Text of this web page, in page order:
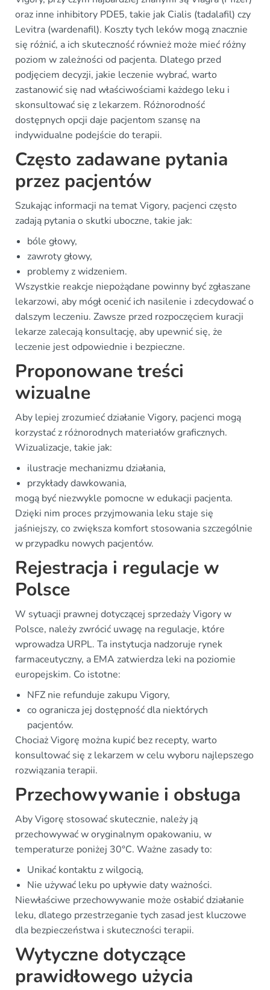
oraz inne inhibitory PDE5, takie jak Cialis (tadalafil) czy
Levitra (wardenafil). Koszty tych leków mogą znacznie
się różnić, a ich skuteczność również może mieć różny
poziom w zależności od pacjenta. Dlatego przed
podjęciem decyzji, jakie leczenie wybrać, warto
zastanowić się nad właściwościami każdego leku i
skonsultować się z lekarzem. Różnorodność
dostępnych opcji daje pacjentom szansę na
indywidualne podejście do terapii.
Często zadawane pytania
przez pacjentów
Szukając informacji na temat Vigory, pacjenci często
zadają pytania o skutki uboczne, takie jak:
bóle głowy,
zawroty głowy,
problemy z widzeniem.
Wszystkie reakcje niepożądane powinny być zgłaszane
lekarzowi, aby mógł ocenić ich nasilenie i zdecydować o
dalszym leczeniu. Zawsze przed rozpoczęciem kuracji
lekarze zalecają konsultację, aby upewnić się, że
leczenie jest odpowiednie i bezpieczne.
Proponowane treści
wizualne
Aby lepiej zrozumieć działanie Vigory, pacjenci mogą
korzystać z różnorodnych materiałów graficznych.
Wizualizacje, takie jak:
ilustracje mechanizmu działania,
przykłady dawkowania,
mogą być niezwykle pomocne w edukacji pacjenta.
Dzięki nim proces przyjmowania leku staje się
jaśniejszy, co zwiększa komfort stosowania szczególnie
w przypadku nowych pacjentów.
Rejestracja i regulacje w
Polsce
W sytuacji prawnej dotyczącej sprzedaży Vigory w
Polsce, należy zwrócić uwagę na regulacje, które
wprowadza URPL. Ta instytucja nadzoruje rynek
farmaceutyczny, a EMA zatwierdza leki na poziomie
europejskim. Co istotne:
NFZ nie refunduje zakupu Vigory,
co ogranicza jej dostępność dla niektórych
pacjentów.
Chociaż Vigorę można kupić bez recepty, warto
konsultować się z lekarzem w celu wyboru najlepszego
rozwiązania terapii.
Przechowywanie i obsługa
Aby Vigorę stosować skutecznie, należy ją
przechowywać w oryginalnym opakowaniu, w
temperaturze poniżej 30°C. Ważne zasady to:
Unikać kontaktu z wilgocią,
Nie używać leku po upływie daty ważności.
Niewłaściwe przechowywanie może osłabić działanie
leku, dlatego przestrzeganie tych zasad jest kluczowe
dla bezpieczeństwa i skuteczności terapii.
Wytyczne dotyczące
prawidłowego użycia